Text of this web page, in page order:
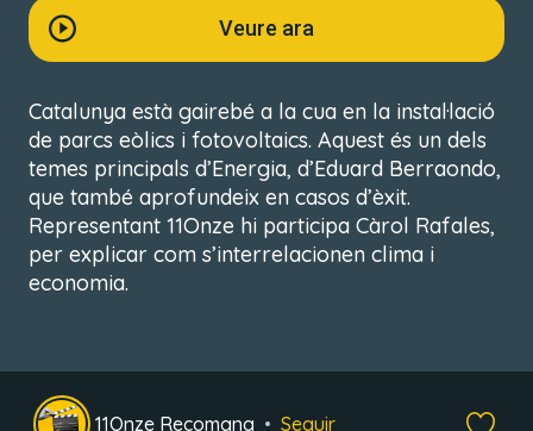
Veure ara
Catalunya està gairebé a la cua en la instal·lació
de parcs eòlics i fotovoltaics. Aquest és un dels
temes principals d’Energia, d’Eduard Berraondo,
que també aprofundeix en casos d’èxit.
Representant 11Onze hi participa Càrol Rafales,
per explicar com s’interrelacionen clima i
economia.
11Onze Recomana Seguir